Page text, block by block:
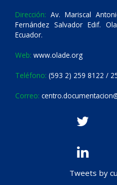
Dirección: Av. Mariscal
Fernández Salvador Edif.
Ecuador.
Web: www.olade.org
Teléfono: (593 2) 259 8122 /
Correo:
Tweets by